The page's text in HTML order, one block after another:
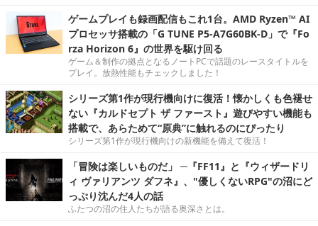
ゲームプレイも録画配信もこれ1台。AMD Ryzen™ AI
プロセッサ搭載の「G TUNE P5-A7G60BK-D」で『Fo
rza Horizon 6』の世界を駆け回る
ゲーム＆制作の拠点となるノートPCで話題のレースタイトルを
プレイ。放熱性能もチェックしました！
シリーズ第1作が現行機向けに復活！懐かしくも色褪せ
ない『カルドセプト ザ ファースト』遊びやすい機能も
搭載で、あらためて“原典”に触れるのにぴったり
シリーズ第1作が現行機向けの新機能を備えて復活！
「冒険は楽しいものだ」 ─『FF11』と『ウィザードリ
ィ ヴァリアンツ ダフネ』、"優しくないRPG"の沼にど
っぷり沈んだ4人の話
ふたつの沼の住人たちが語る奥深さとは。